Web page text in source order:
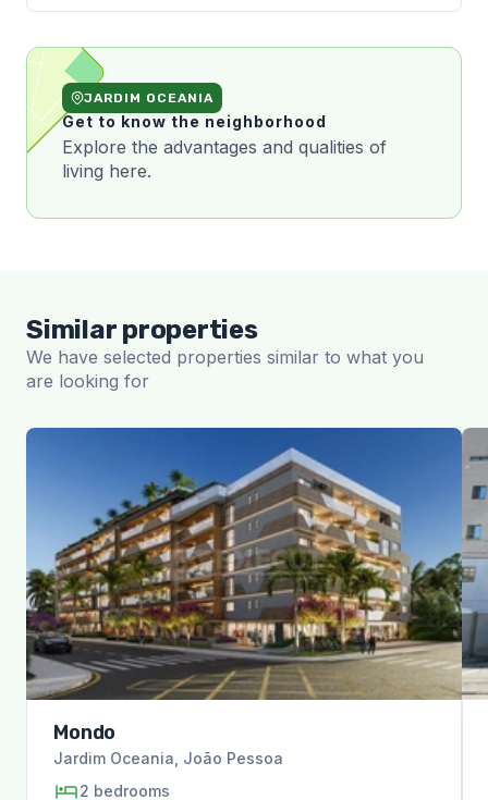
JARDIM OCEANIA
Get to know the neighborhood
Explore the advantages and qualities of
living here.
Similar properties
We have selected properties similar to what you
are looking for
Mondo
Jardim Oceania João Pessoa
2 bedrooms